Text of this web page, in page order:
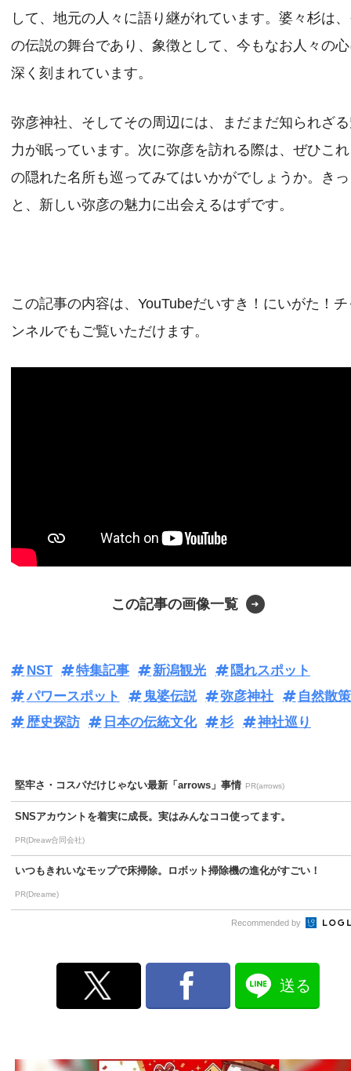
して、地元の人々に語り継がれています。婆々杉は
の伝説の舞台であり、象徴として、今もなお人々の
深く刻まれています。
弥彦神社、そしてその周辺には、まだまだ知られざ
力が眠っています。次に弥彦を訪れる際は、ぜひこ
の隠れた名所も巡ってみてはいかがでしょうか。きっ
と、新しい弥彦の魅力に出会えるはずです。
この記事の内容は、YouTubeだいすき！にいがた！
ンネルでもご覧いただけます。
この記事の画像一覧
NST 特集記事 新潟観光
隠れスポット
パワースポット
鬼婆伝説 弥彦神社
自然散策
歴史探訪
日本の伝統文化 杉 神社巡り
堅牢さ・コスパだけじゃない最新「arrows」事情 PR(arrows)
SNSアカウントを着実に成長。実はみんなココ使ってます。
PR(Dreaw合同会社)
いつもきれいなモップで床掃除。ロボット掃除機の進化がすごい！
PR(Dreame)
Recommended by
送る